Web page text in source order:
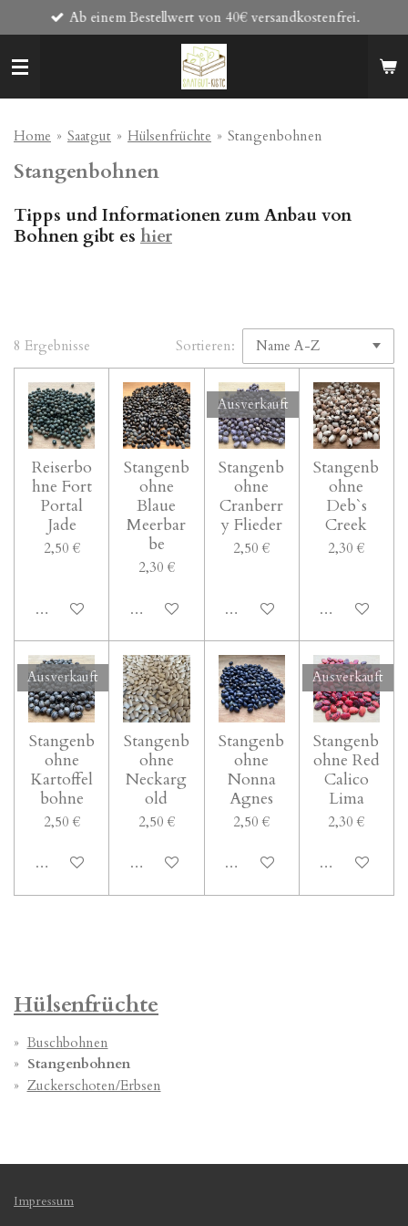
Hauptinhalt
springen
Ab einem Bestellwert von 40€ versandkostenfrei.
Home » Saatgut » Hülsenfrüchte » Stangenbohnen
Stangenbohnen
Tipps und Informationen zum Anbau von
Bohnen gibt es hier
8 Ergebnisse Sortieren:
Reiserbo
hne Fort
Portal
Jade
2,50 €
In den Warenkorb
Stangenb
ohne
Blaue
Meerbar
be
2,30 €
In den Warenkorb
Ausverkauft
Stangenb
ohne
Cranberr
y Flieder
2,50 €
Bei Verfügbarkeit
Stangenb
ohne
Deb`s
Creek
2,30 €
In den
Ausverkauft
Stangenb
ohne
Kartoffel
bohne
2,50 €
Bei Verfügbarkeit benachrichtigen
Stangenb
ohne
Neckarg
old
2,50 €
In den Warenkorb
Stangenb
ohne
Nonna
Agnes
2,50 €
In den Warenkorb
Ausverkauft
Stangenb
ohne Red
Calico
Lima
2,30 €
Bei
Hülsenfrüchte
Buschbohnen
Stangenbohnen
Zuckerschoten/Erbsen
Impressum